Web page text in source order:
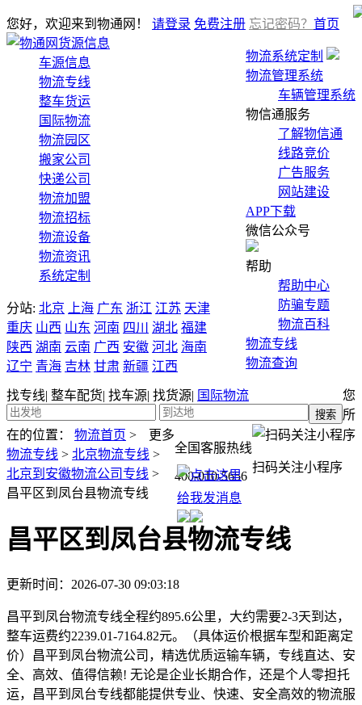
您好，欢迎来到物通网！ 请登录 免费注册 忘记密码？
物流系统定制
物流管理系统
车辆管理系统
物信通服务
了解物信通
线路竞价
广告服务
网站建设
APP下载
微信公众号
帮助
帮助中心
防骗专题
物流百科
物流专线
物流查询
找专线| 整车配货| 找车源| 找货源| 国际物流
全国客服热线
400-010-5656
扫码关注小程序
首页
货源信息
车源信息
物流专线
整车货运
国际物流
物流园区
搬家公司
快递公司
物流加盟
物流招标
物流设备
物流资讯
系统定制
分站: 北京 上海 广东 浙江 江苏 天津
重庆 山西 山东 河南 四川 湖北 福建
陕西 湖南 云南 广西 安徽 河北 海南
辽宁 青海 吉林 甘肃 新疆 江西
更多
您
所
在的位置：
物流首页 >
物流专线 > 北京物流专线 >
北京到安徽物流公司专线 >
昌平区到凤台县物流专线
昌平区到凤台县物流专线
更新时间：2026-07-30 09:03:18
昌平到凤台物流专线全程约895.6公里，大约需要2-3天到达，
整车运费约2239.01-7164.82元。（具体运价根据车型和距离定
价）昌平到凤台物流公司，精选优质运输车辆，专线直达、安
全、高效、值得信赖! 无论是企业长期合作，还是个人零担托
运，昌平到凤台专线都能提供专业、快速、安全高效的物流服